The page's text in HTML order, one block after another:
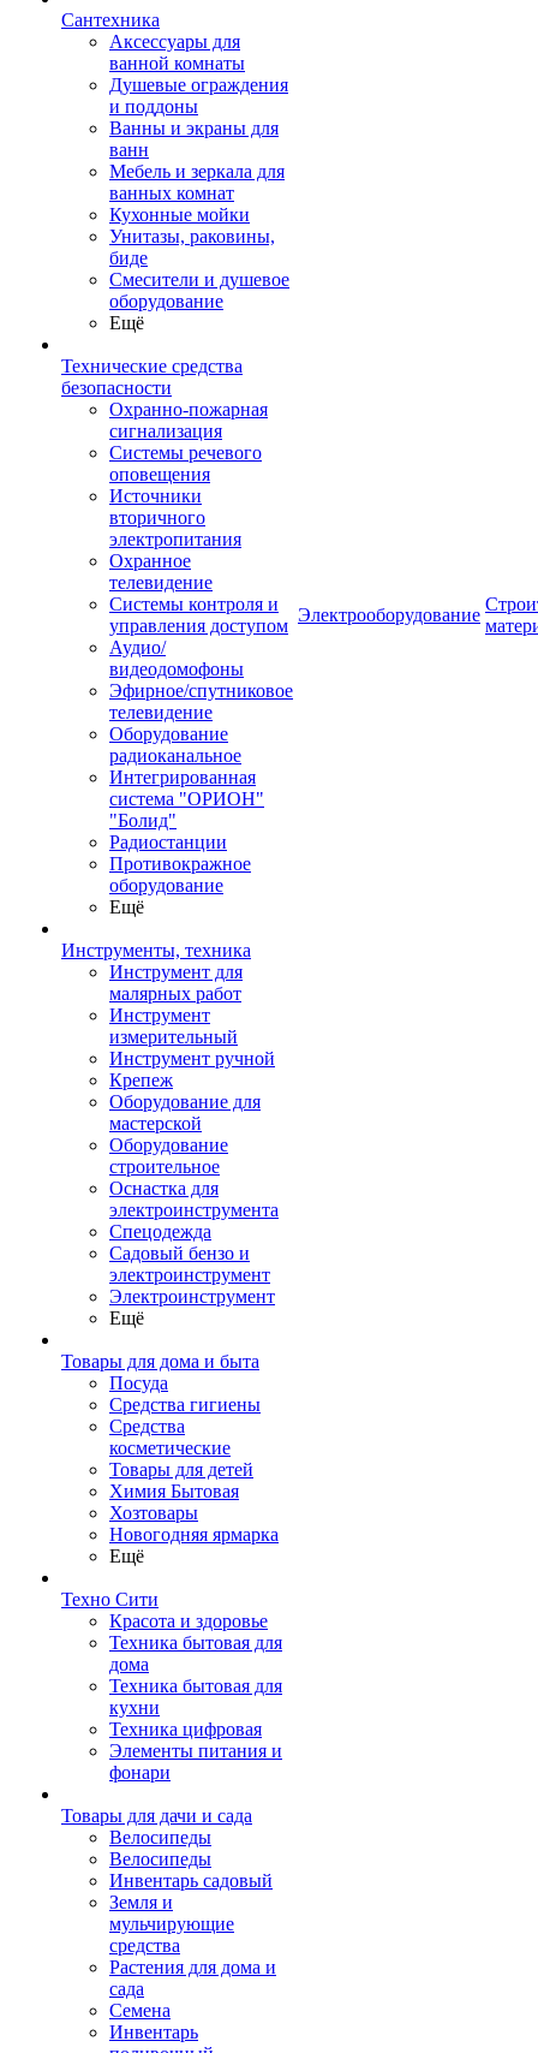
Сантехника
Аксессуары для
ванной комнаты
Душевые ограждения
и поддоны
Ванны и экраны для
ванн
Мебель и зеркала для
ванных комнат
Кухонные мойки
Унитазы, раковины,
биде
Смесители и душевое
оборудование
Ещё
Технические средства
безопасности
Охранно-пожарная
сигнализация
Системы речевого
оповещения
Источники
вторичного
электропитания
Охранное
телевидение
Системы контроля и
управления доступом
Аудио/
видеодомофоны
Эфирное/спутниковое
телевидение
Оборудование
радиоканальное
Интегрированная
система "ОРИОН"
"Болид"
Радиостанции
Противокражное
оборудование
Ещё
Инструменты, техника
Инструмент для
малярных работ
Инструмент
измерительный
Инструмент ручной
Крепеж
Оборудование для
мастерской
Оборудование
строительное
Оснастка для
электроинструмента
Спецодежда
Садовый бензо и
электроинструмент
Электроинструмент
Ещё
Товары для дома и быта
Посуда
Средства гигиены
Средства
косметические
Товары для детей
Химия Бытовая
Хозтовары
Новогодняя ярмарка
Ещё
Техно Сити
Красота и здоровье
Техника бытовая для
дома
Техника бытовая для
кухни
Техника цифровая
Элементы питания и
фонари
Товары для дачи и сада
Велосипеды
Велосипеды
Инвентарь садовый
Земля и
мульчирующие
средства
Растения для дома и
сада
Семена
Инвентарь
Электрооборудование